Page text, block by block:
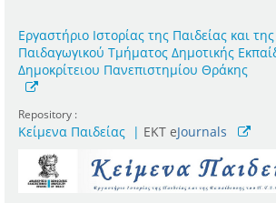
Εργαστήριο Ιστορίας της Παιδείας και
Παιδαγωγικού Τμήματος Δημοτικής
Δημοκρίτειου Πανεπιστημίου Θράκης
Repository :
Κείμενα Παιδείας | ΕΚΤ eJournals